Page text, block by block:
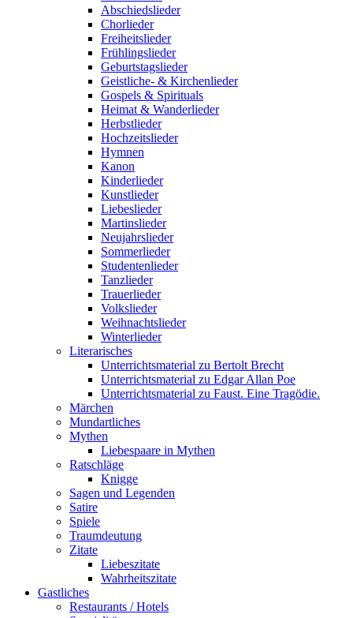
Abschiedslieder
Chorlieder
Freiheitslieder
Frühlingslieder
Geburtstagslieder
Geistliche- & Kirchenlieder
Gospels & Spirituals
Heimat & Wanderlieder
Herbstlieder
Hochzeitslieder
Hymnen
Kanon
Kinderlieder
Kunstlieder
Liebeslieder
Martinslieder
Neujahrslieder
Sommerlieder
Studentenlieder
Tanzlieder
Trauerlieder
Volkslieder
Weihnachtslieder
Winterlieder
Literarisches
Unterrichtsmaterial zu Bertolt Brecht
Unterrichtsmaterial zu Edgar Allan Poe
Unterrichtsmaterial zu Faust. Eine Tragödie.
Märchen
Mundartliches
Mythen
Liebespaare in Mythen
Ratschläge
Knigge
Sagen und Legenden
Satire
Spiele
Traumdeutung
Zitate
Liebeszitate
Wahrheitszitate
Gastliches
Restaurants / Hotels